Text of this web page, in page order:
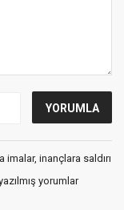
inançlara saldırı
yorumlar